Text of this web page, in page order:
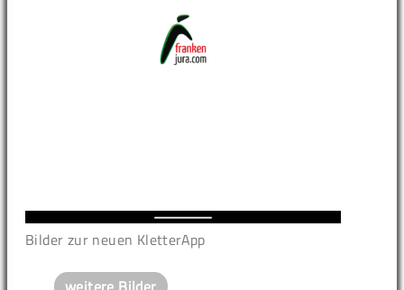
Bilder zur neuen KletterApp